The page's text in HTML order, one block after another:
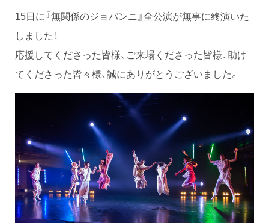
15日に『無関係のジョバンニ』全公演が無事に終演いた
しました！
応援してくださった皆様、ご来場くださった皆様、助け
てくださった皆々様、誠にありがとうございました。